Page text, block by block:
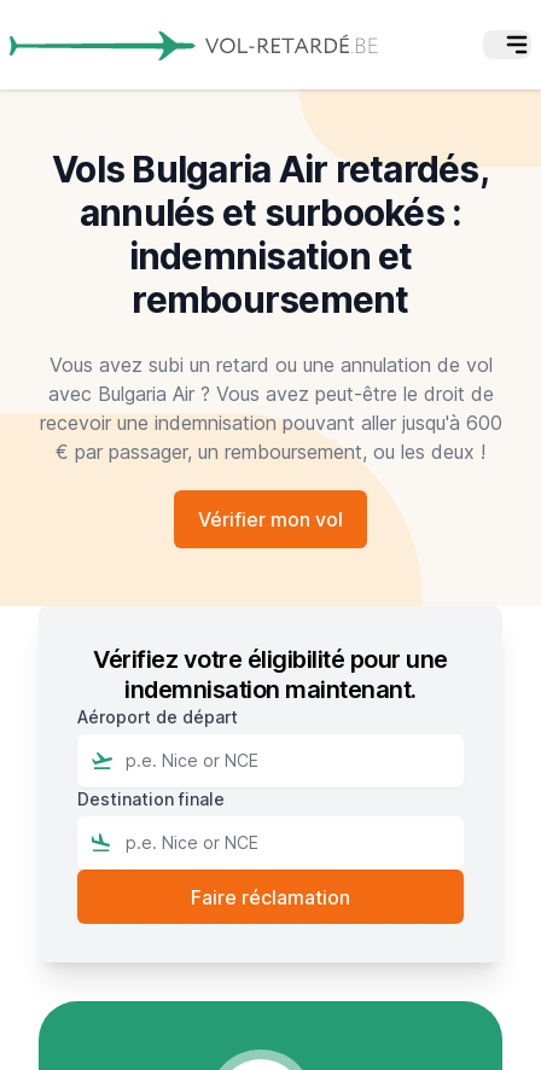
Vols Bulgaria Air retardés,
annulés et surbookés :
indemnisation et
remboursement
Vous avez subi un retard ou une annulation de vol
avec Bulgaria Air ? Vous avez peut-être le droit de
recevoir une indemnisation pouvant aller jusqu'à 600
€ par passager, un remboursement, ou les deux !
Vérifier mon vol
Vérifiez votre éligibilité pour une
indemnisation maintenant.
Aéroport de départ
Destination finale